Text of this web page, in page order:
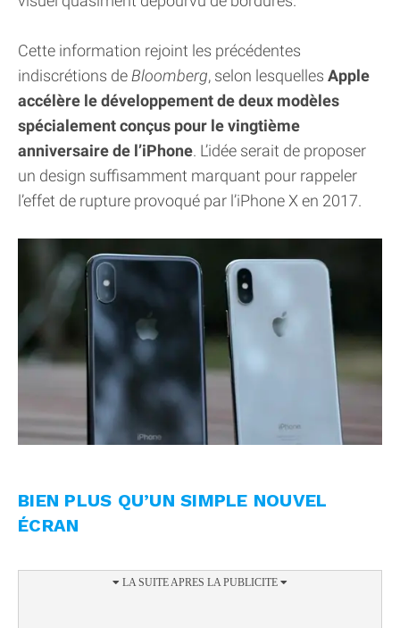
Cette information rejoint les précédentes
indiscrétions de Bloomberg, selon lesquelles Apple
accélère le développement de deux modèles
spécialement conçus pour le vingtième
anniversaire de l’iPhone. L’idée serait de proposer
un design suffisamment marquant pour rappeler
l’effet de rupture provoqué par l’iPhone X en 2017.
BIEN PLUS QU’UN SIMPLE NOUVEL
ÉCRAN